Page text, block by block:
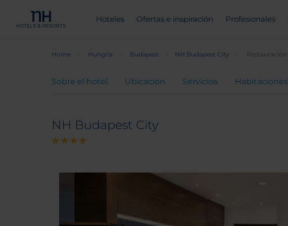
Hoteles Ofertas e inspiración Profesionales
Home Hungría Budapest NH Budapest City Restauración
Sobre el hotel Ubicación Servicios Habitaciones
NH Budapest City